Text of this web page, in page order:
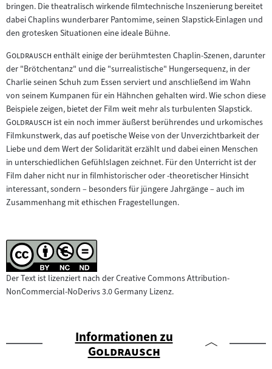
bringen. Die theatralisch wirkende filmtechnische Inszenierung bereitet
dabei Chaplins wunderbarer Pantomime, seinen Slapstick-Einlagen und
den grotesken Situationen eine ideale Bühne.
"
Goldrausch "enthält einige der berühmtesten Chaplin-Szenen, darunter
der "Brötchentanz" und die "surrealistische" Hungersequenz, in der
Charlie seinen Schuh zum Essen serviert und anschließend im Wahn
von seinem Kumpanen für ein Hähnchen gehalten wird. Wie schon diese
Beispiele zeigen, bietet der Film weit mehr als turbulenten Slapstick."
Goldrausch "ist ein noch immer äußerst berührendes und urkomisches
Filmkunstwerk, das auf poetische Weise von der Unverzichtbarkeit der
Liebe und dem Wert der Solidarität erzählt und dabei einen Menschen
in unterschiedlichen Gefühlslagen zeichnet. Für den Unterricht ist der
Film daher nicht nur in filmhistorischer oder -theoretischer Hinsicht
interessant, sondern – besonders für jüngere Jahrgänge – auch im
Zusammenhang mit ethischen Fragestellungen.
Der Text ist lizenziert nach der Creative Commons Attribution-
NonCommercial-NoDerivs 3.0 Germany Lizenz.
Informationen zu
"
Goldrausch"